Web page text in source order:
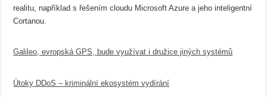
realitu, například s řešením cloudu Microsoft Azure a jeho inteligentní
Cortanou.
Galileo, evropská GPS, bude využívat i družice jiných systémů
Útoky DDoS – kriminální ekosystém vydírání